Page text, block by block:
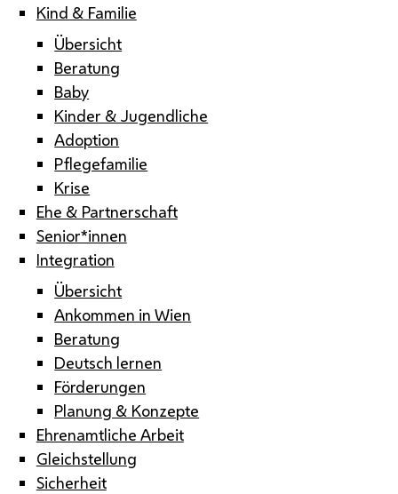
Kind & Familie
Übersicht
Beratung
Baby
Kinder & Jugendliche
Adoption
Pflegefamilie
Krise
Ehe & Partnerschaft
Senior*innen
Integration
Übersicht
Ankommen in Wien
Beratung
Deutsch lernen
Förderungen
Planung & Konzepte
Ehrenamtliche Arbeit
Gleichstellung
Sicherheit